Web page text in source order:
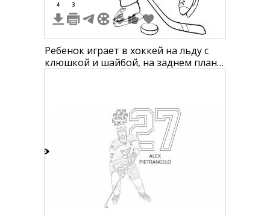
4 3
Ребенок играет в хоккей на льду с
клюшкой и шайбой, на заднем плане